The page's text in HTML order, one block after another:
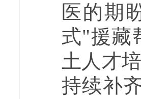
医的期
式"援藏
土人才
持续补